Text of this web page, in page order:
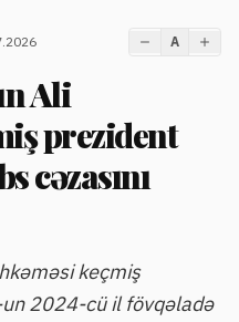
A
Ali
prezident
cəzasını
keçmiş
2024-cü il fövqəladə